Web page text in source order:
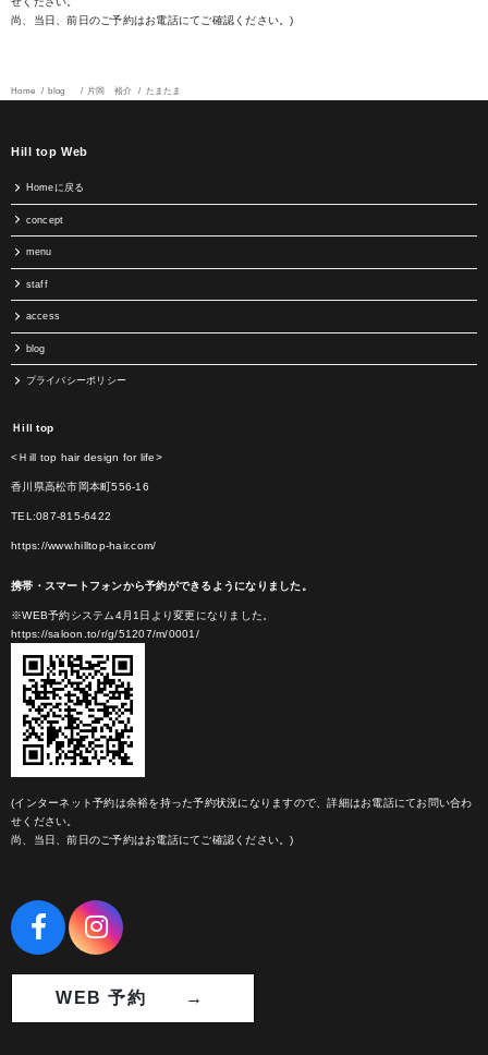
尚、当日、前日のご予約はお電話にてご確認ください。)
Home blog 片岡 裕介 たまたま
Hill top Web
Homeに戻る
concept
menu
staff
access
blog
プライバシーポリシー
Ｈill top
<Ｈill top hair design for life>
香川県高松市岡本町556-16
TEL:087-815-6422
https://www.hilltop-hair.com/
携帯・スマートフォンから予約ができるようになりました。
※WEB予約システム4月1日より変更になりました。
https://saloon.to/r/g/51207/m/0001/
(インターネット予約は余裕を持った予約状況になりますので、詳細はお電話にてお問い合わ
せください。
尚、当日、前日のご予約はお電話にてご確認ください。)
WEB 予約 →